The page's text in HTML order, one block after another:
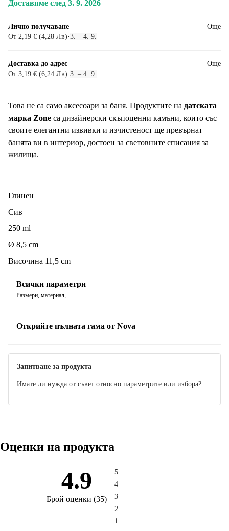
Доставяме след 3. 9. 2026
Лично получаване
От 2,19 € (4,28 Лв)·3. – 4. 9.
Още
Доставка до адрес
От 3,19 € (6,24 Лв)·3. – 4. 9.
Още
Това не са само аксесоари за баня. Продуктите на датската
марка Zone са дизайнерски скъпоценни камъни, които със
своите елегантни извивки и изчистеност ще превърнат
банята ви в интериор, достоен за световните списания за
жилища.
Глинен
Сив
250 ml
Ø 8,5 cm
Височина 11,5 cm
Всички параметри
Размери, материал, ...
Открийте пълната гама от Nova
Запитване за продукта
Имате ли нужда от съвет относно параметрите или избора?
Оценки на продукта
4.9
Брой оценки (35)
5
4
3
2
1